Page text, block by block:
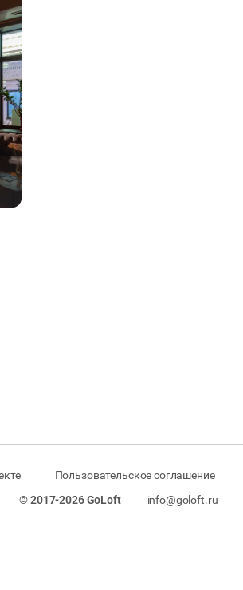
Пользовательское соглашение
© 2017-2026 GoLoft
info@goloft.ru